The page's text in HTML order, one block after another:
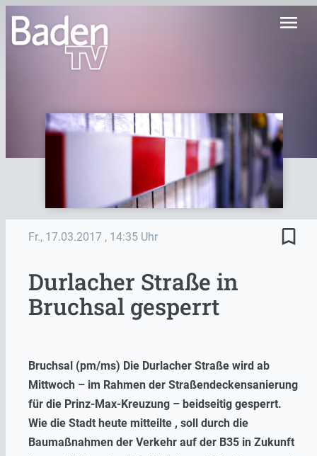
menu
Fr., 17.03.2017 , 14:35 Uhr bookmark_border
Durlacher Straße in
Bruchsal gesperrt
Bruchsal (pm/ms) Die Durlacher Straße wird ab
Mittwoch – im Rahmen der Straßendeckensanierung
für die Prinz-Max-Kreuzung – beidseitig gesperrt.
Wie die Stadt heute mitteilte , soll durch die
Baumaßnahmen der Verkehr auf der B35 in Zukunft